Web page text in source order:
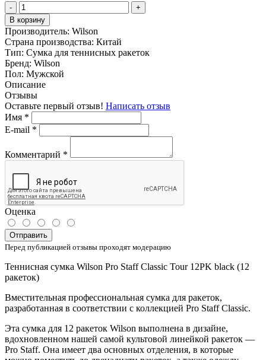
-
+
В корзину
Производитель: Wilson
Страна производства: Китай
Тип: Сумка для теннисных ракеток
Бренд: Wilson
Пол: Мужской
Описание
Отзывы
Оставьте первый отзыв! Написать отзыв
Имя *
E-mail *
Комментарий *
Оценка
Отправить
Перед публикацией отзывы проходят модерацию
Теннисная сумка Wilson Pro Staff Classic Tour 12PK black (12
ракеток)
Вместительная профессиональная сумка для ракеток,
разработанная в соответствии с коллекцией Pro Staff Classic.
Эта сумка для 12 ракеток Wilson выполнена в дизайне,
вдохновленном нашей самой культовой линейкой ракеток —
Pro Staff. Она имеет два основных отделения, в которые